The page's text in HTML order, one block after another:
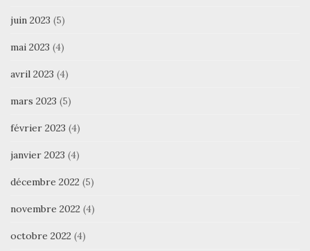
juin 2023 (5)
mai 2023 (4)
avril 2023 (4)
mars 2023 (5)
février 2023 (4)
janvier 2023 (4)
décembre 2022 (5)
novembre 2022 (4)
octobre 2022 (4)